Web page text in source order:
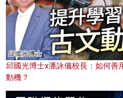
邱國光博士x潘詠儀校長：如何善
動機？